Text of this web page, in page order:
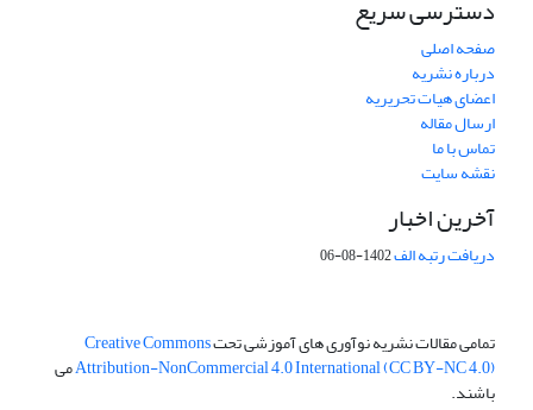
دسترسی سریع
صفحه اصلی
درباره نشریه
اعضای هیات تحریریه
ارسال مقاله
تماس با ما
نقشه سایت
آخرین اخبار
دریافت رتبه الف1402-08-06
تمامی مقالات نشریه نوآوری های آموزشی تحتCreative Commons
Attribution-NonCommercial 4.0 International (CC BY-NC 4.0)می
باشند.